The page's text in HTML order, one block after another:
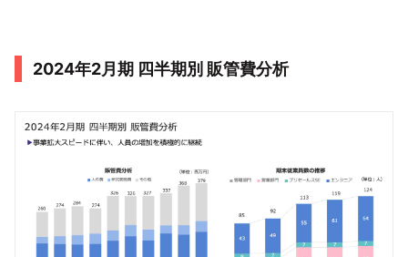
2024年2月期 四半期別 販管費分析